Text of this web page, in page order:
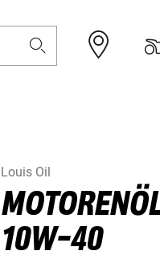
Louis Oil
10W-40